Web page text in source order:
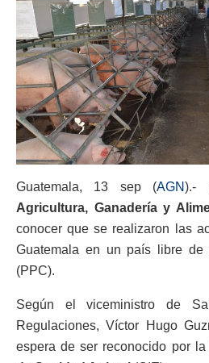
Guatemala, 13 sep (AGN).-
Agricultura, Ganadería y
conocer que se realizaron las
Guatemala en un país libre de
(PPC).
Según el viceministro de
Regulaciones, Víctor Hugo
espera de ser reconocido por la